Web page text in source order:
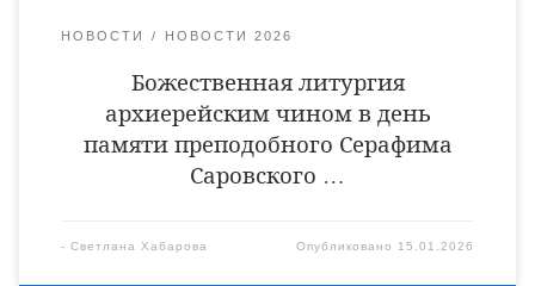
НОВОСТИ НОВОСТИ 2026
Божественная литургия
архиерейским чином в день
памяти преподобного Серафима
Саровского …
- Светлана Хабарова Опубликовано 15.01.2026